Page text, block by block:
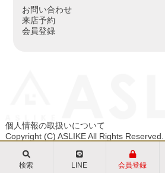
お問い合わせ
来店予約
会員登録
個人情報の取扱いについて
Copyright (C) ASLIKE All Rights Reserved.
検索 LINE 会員登録